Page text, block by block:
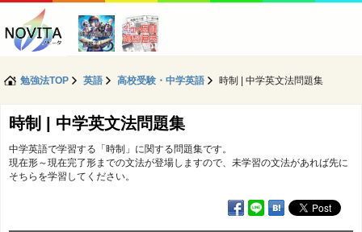
勉強法TOP 英語 高校受験・中学英語 時制 | 中学英文法問題集
時制 | 中学英文法問題集
中学英語で学習する「時制」に関する問題集です。
現在形～現在完了形までの文法が登場しますので、未学習の文法があれば先に
そちらを学習してください。